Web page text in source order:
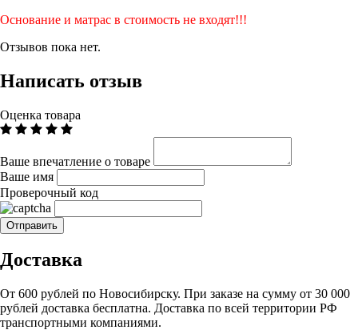
Основание и матрас в стоимость не входят!!!
Отзывов пока нет.
Написать отзыв
Оценка товара
Ваше впечатление о товаре
Ваше имя
Проверочный код
Доставка
От 600 рублей по Новосибирску. При заказе на сумму от 30 000
рублей доставка бесплатна. Доставка по всей территории РФ
транспортными компаниями.